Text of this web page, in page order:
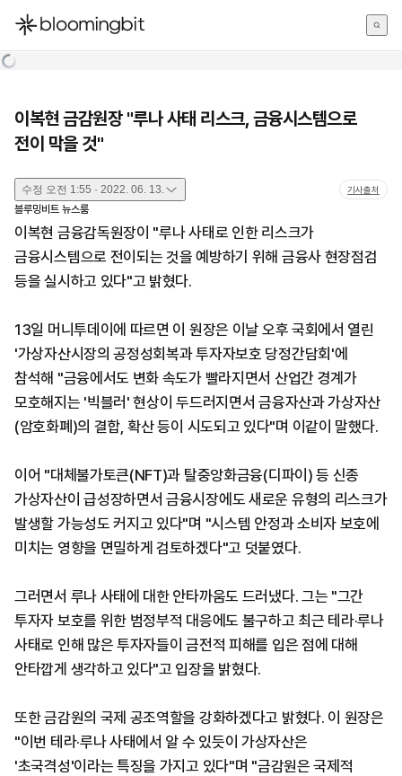
한국어
이복현 금감원장 "루나 사태 리스크, 금융시스템으로
전이 막을 것"
수정 오전 1:55 · 2022. 06. 13. 기사출처
블루밍비트 뉴스룸
이복현 금융감독원장이 "루나 사태로 인한 리스크가
금융시스템으로 전이되는 것을 예방하기 위해 금융사 현장점검
등을 실시하고 있다"고 밝혔다.
13일 머니투데이에 따르면 이 원장은 이날 오후 국회에서 열린
'가상자산시장의 공정성회복과 투자자보호 당정간담회'에
참석해 "금융에서도 변화 속도가 빨라지면서 산업간 경계가
모호해지는 '빅블러' 현상이 두드러지면서 금융자산과 가상자산
(암호화폐)의 결합, 확산 등이 시도되고 있다"며 이같이 말했다.
이어 "대체불가토큰(NFT)과 탈중앙화금융(디파이) 등 신종
가상자산이 급성장하면서 금융시장에도 새로운 유형의 리스크가
발생할 가능성도 커지고 있다"며 "시스템 안정과 소비자 보호에
미치는 영향을 면밀하게 검토하겠다"고 덧붙였다.
그러면서 루나 사태에 대한 안타까움도 드러냈다. 그는 "그간
투자자 보호를 위한 범정부적 대응에도 불구하고 최근 테라·루나
사태로 인해 많은 투자자들이 금전적 피해를 입은 점에 대해
안타깝게 생각하고 있다"고 입장을 밝혔다.
또한 금감원의 국제 공조역할을 강화하겠다고 밝혔다. 이 원장은
"이번 테라·루나 사태에서 알 수 있듯이 가상자산은
'초국격성'이라는 특징을 가지고 있다"며 "금감원은 국제적